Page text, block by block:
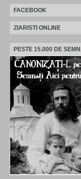
FACEBOOK
ZIARISTI ONLINE
PESTE 15.000 DE